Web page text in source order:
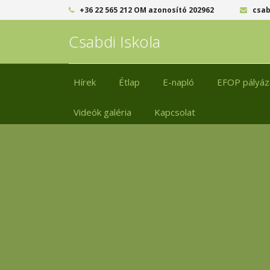
+36 22 565 212 OM azonosító 202962
Csabdi Iskola
Hírek Étlap E-napló EFOP
Videók galéria Kapcsolat